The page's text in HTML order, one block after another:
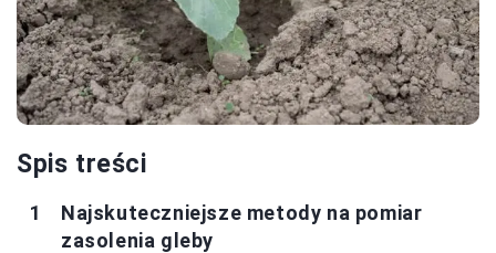
Spis treści
Najskuteczniejsze metody na pomiar
zasolenia gleby